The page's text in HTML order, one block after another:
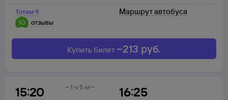
Тотем 9
10
отзывы
Маршрут автобуса
Купить билет ~213 руб.
15:20 16:25
1 ч 5 м